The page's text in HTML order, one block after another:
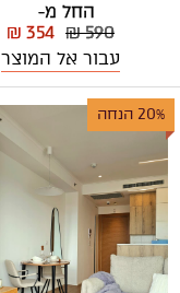
החל מ-
₪ 590
₪ 354
עבור אל המוצר
20% הנחה